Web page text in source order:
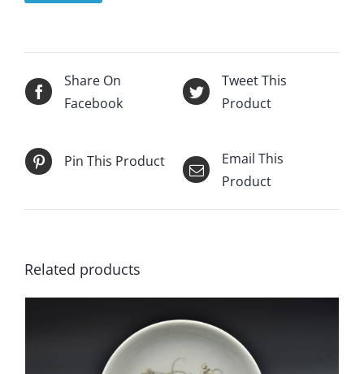
Share On
Facebook
Tweet This
Product
Pin This Product
Email This
Product
Related products